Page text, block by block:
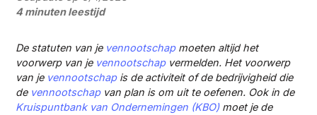
4 minuten leestijd
De statuten van je vennootschapmoeten altijd het
voorwerp van je vennootschapvermelden. Het voorwerp
van je vennootschapis de activiteit of de bedrijvigheid die
de vennootschapvan plan is om uit te oefenen. Ook in de
Kruispuntbank van Ondernemingen (KBO)moet je de